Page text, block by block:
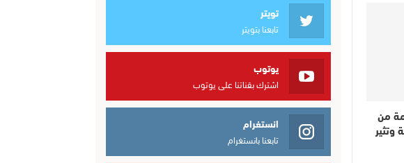
من
وتثير
تويتر
تابعنا بتويتر
يوتوب
اشترك بقناتنا على يوتوب
انستغرام
تابعنا بانستغرام